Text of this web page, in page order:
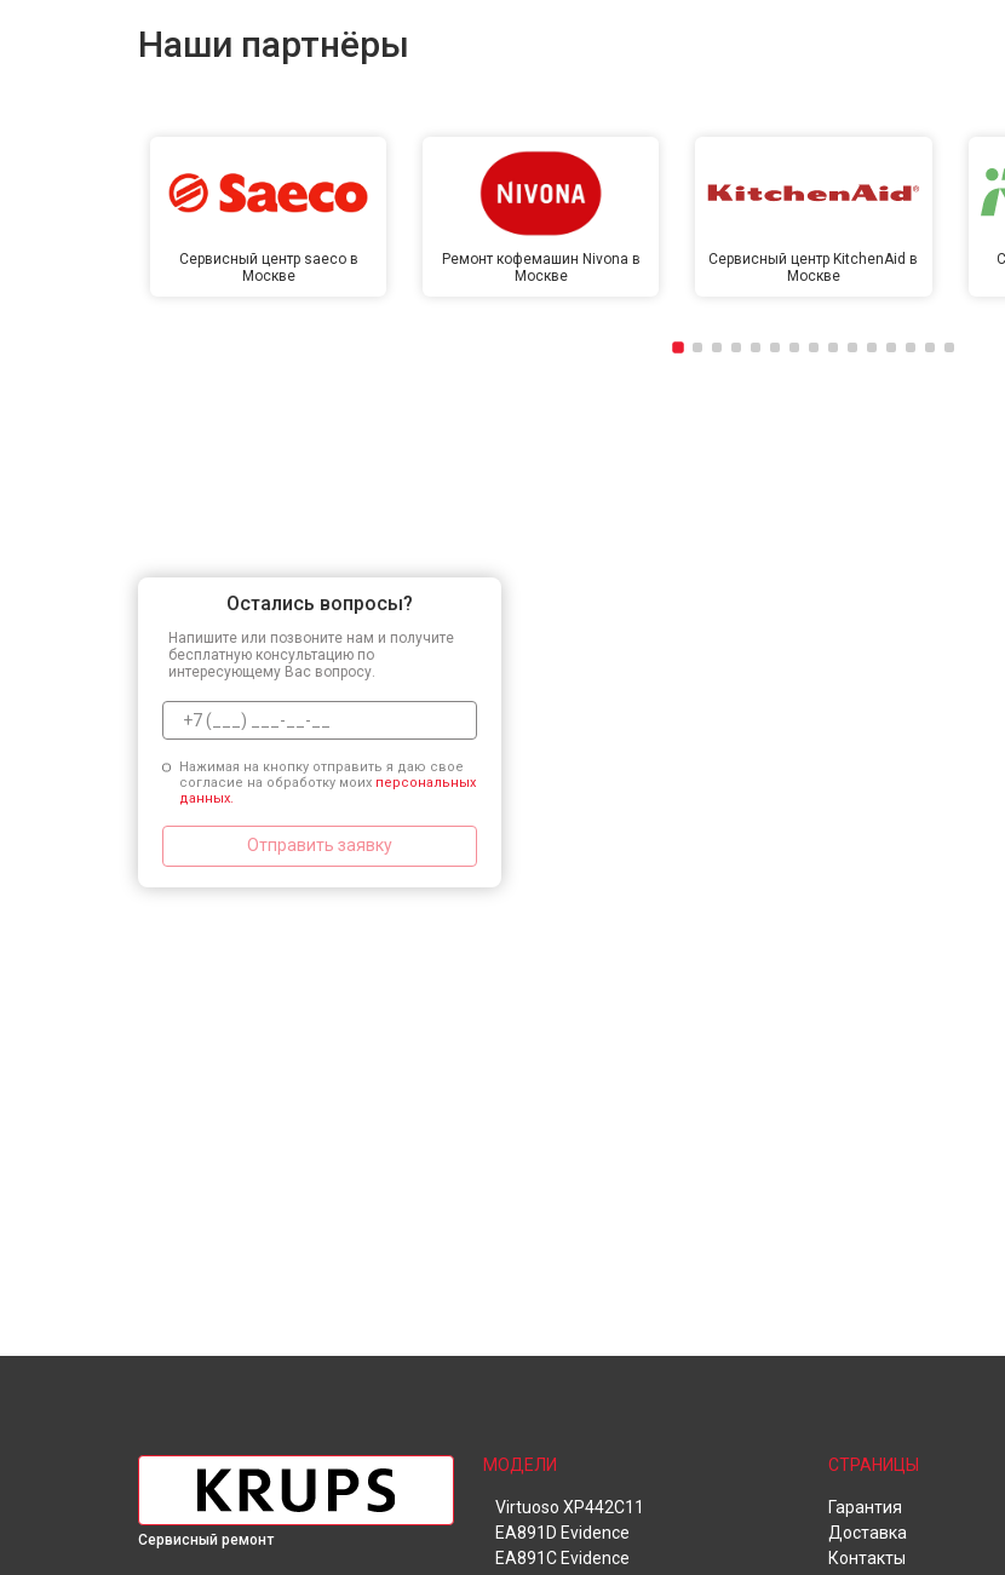
Наши партнёры
Сервисный центр saeco в
Москве
Ремонт кофемашин Nivona в
Москве
Сервисный центр KitchenAid в
Москве
Остались вопросы?
Напишите или позвоните нам и получите
бесплатную консультацию по
интересующему Вас вопросу.
Нажимая на кнопку отправить я даю свое
согласие на обработку моих персональных
данных.
Отправить заявку
Сервисный ремонт
МОДЕЛИ
Virtuoso XP442C11
EA891D Evidence
EA891C Evidence
СТРАНИЦЫ
Гарантия
Доставка
Контакты